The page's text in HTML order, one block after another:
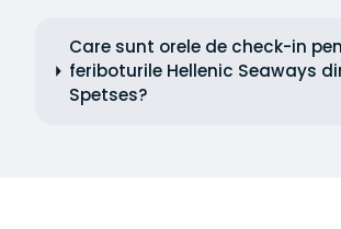
Care sunt orele de check-in
feriboturile Hellenic Seaways
Spetses?